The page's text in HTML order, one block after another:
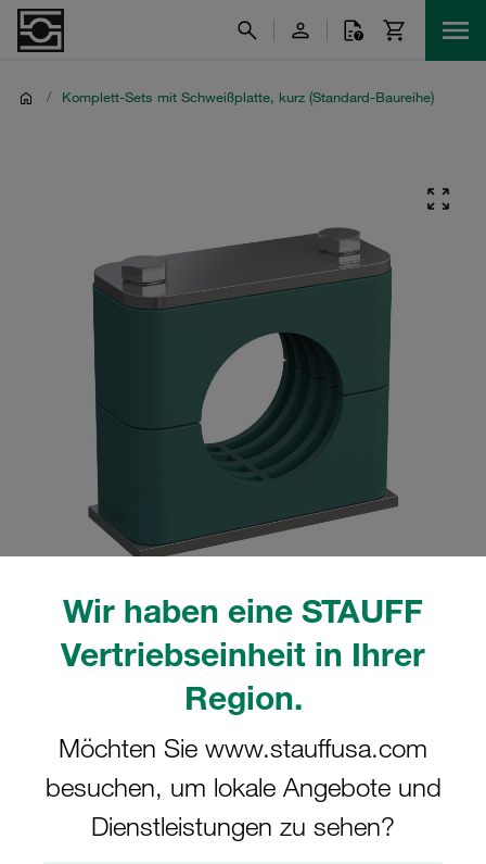
Wir haben eine STAUFF
Vertriebseinheit in Ihrer
Region.
Möchten Sie www.stauffusa.com
besuchen, um lokale Angebote und
Dienstleistungen zu sehen?
/ Komplett-Sets mit Schweißplatte, kurz (Standard-Baureihe)
tatsächlichen Produkt abweichen.
Mehr anzeigen
Komplettschelle Standard-Baureihe Gr.
3 Ø25mm Polypropylen W4
Anschweißpl., kurz Deckpl., AS-
Schraube gerippt, mit Vorspannung